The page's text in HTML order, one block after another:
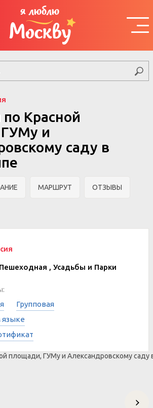
я люблю
Москву
по Красной
и
саду в
МАРШРУТ ОТЗЫВЫ
Пешеходная , Усадьбы и Парки
Групповая
языке